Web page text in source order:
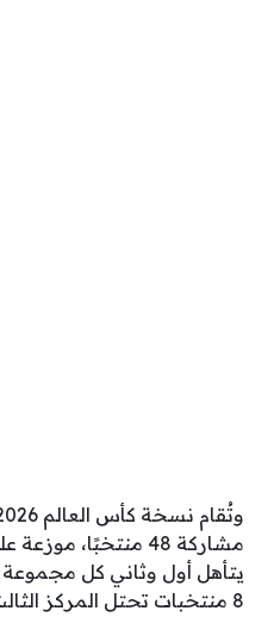
8 منتخبات تحتل المركز الثالث.